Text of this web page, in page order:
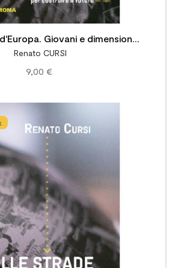
Giovani e dimensione
fede per costruire il futuro
Renato CURSI
9,00 €